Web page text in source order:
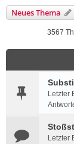
Neues Thema
3567
Letzter
Letzter